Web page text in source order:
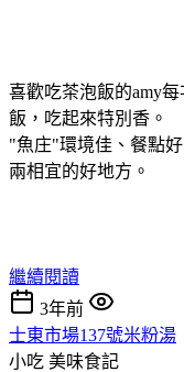
喜歡吃茶泡飯的amy
飯，吃起來特別香。
"魚庄"環境佳、餐點
兩相宜的好地方。
繼續閱讀
3年前
士東市場137號米粉湯
小吃 美味食記